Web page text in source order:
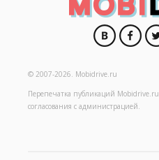
© 2007-2026. Mobidrive.ru
Перепечатка публикаций Mobidrive.ru
согласования с администрацией.